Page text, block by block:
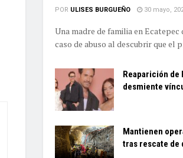
POR ULISES BURGUEÑO 30 mayo,
Una madre de familia en
caso de abuso al descubrir que el
Reaparición de
desmiente
Mantienen
tras rescate de